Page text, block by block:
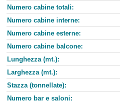
Numero cabine totali:
Numero cabine interne:
Numero cabine esterne:
Numero cabine balcone:
Lunghezza (mt.):
Larghezza (mt.):
Stazza (tonnellate):
Numero bar e saloni: